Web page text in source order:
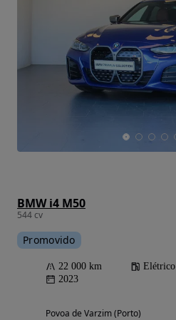
BMW i4 M50
544 cv
Promovido
22 000 km Elétrico
2023
Povoa de Varzim (Porto)